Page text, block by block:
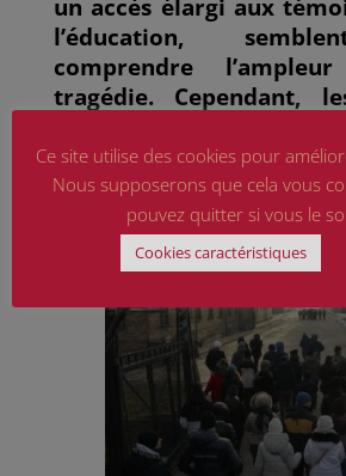
un accès élargi aux
l’éducation,
comprendre
tragédie. Cependant,
inexorablement »
Ce site utilise des cookies pour
Nous supposerons que cela vous
pouvez quitter si vous le
Cookies caractéristiques